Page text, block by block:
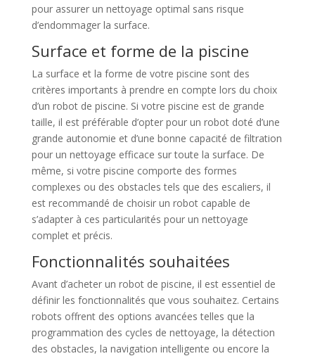
pour assurer un nettoyage optimal sans risque
d’endommager la surface.
Surface et forme de la piscine
La surface et la forme de votre piscine sont des
critères importants à prendre en compte lors du choix
d’un robot de piscine. Si votre piscine est de grande
taille, il est préférable d’opter pour un robot doté d’une
grande autonomie et d’une bonne capacité de filtration
pour un nettoyage efficace sur toute la surface. De
même, si votre piscine comporte des formes
complexes ou des obstacles tels que des escaliers, il
est recommandé de choisir un robot capable de
s’adapter à ces particularités pour un nettoyage
complet et précis.
Fonctionnalités souhaitées
Avant d’acheter un robot de piscine, il est essentiel de
définir les fonctionnalités que vous souhaitez. Certains
robots offrent des options avancées telles que la
programmation des cycles de nettoyage, la détection
des obstacles, la navigation intelligente ou encore la